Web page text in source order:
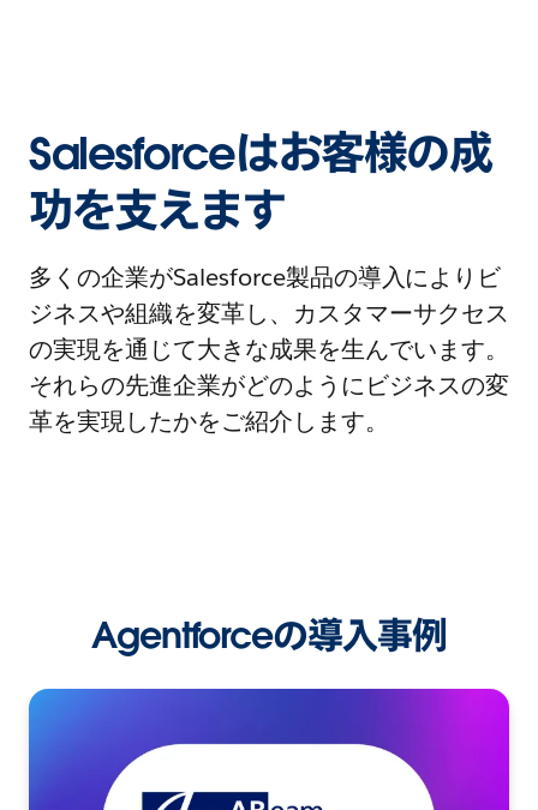
Salesforceはお客様の成
功を支えます
多くの企業がSalesforce製品の導入によりビ
ジネスや組織を変革し、カスタマーサクセス
の実現を通じて大きな成果を生んでいます。
それらの先進企業がどのようにビジネスの変
革を実現したかをご紹介します。
Agentforceの導入事例